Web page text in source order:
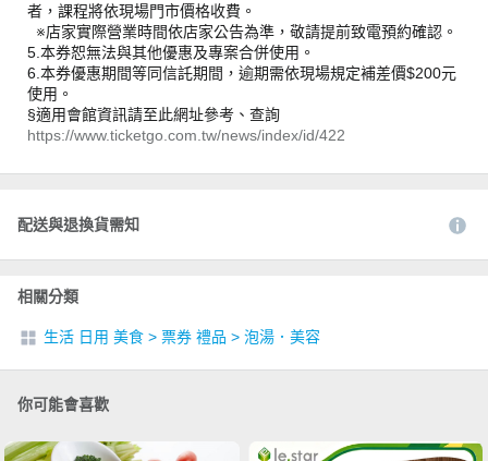
者，課程將依現場門市價格收費。
※店家實際營業時間依店家公告為準，敬請提前致電預約確認。
5.本券恕無法與其他優惠及專案合併使用。
6.本券優惠期間等同信託期間，逾期需依現場規定補差價$200元
使用。
§適用會館資訊請至此網址參考、查詢
https://www.ticketgo.com.tw/news/index/id/422
配送與退換貨需知
相關分類
生活 日用 美食 > 票券 禮品 > 泡湯．美容
你可能會喜歡